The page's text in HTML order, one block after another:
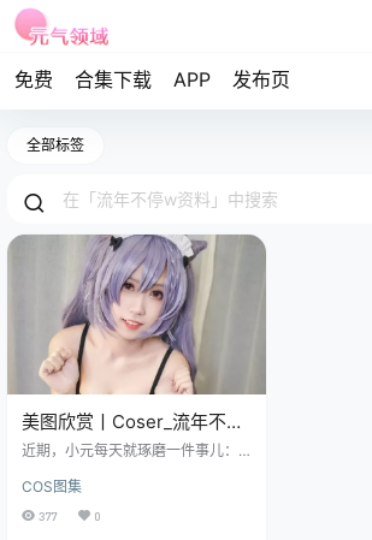
免费 合集下载 APP 发布页
全部标签
美图欣赏丨Coser_流年不停
w全部图片集之cos刻晴赏析
近期，小元每天就琢磨一件事儿：
们是不知道，我这浏览器收藏夹
里，乱七八糟的链接存的，比我这
COS图集
377 0